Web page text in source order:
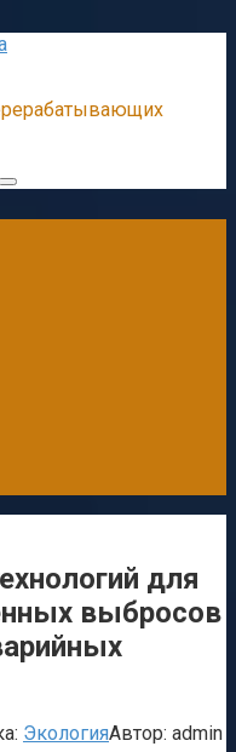
для
выбросов
ЭкологияАвтор: admin